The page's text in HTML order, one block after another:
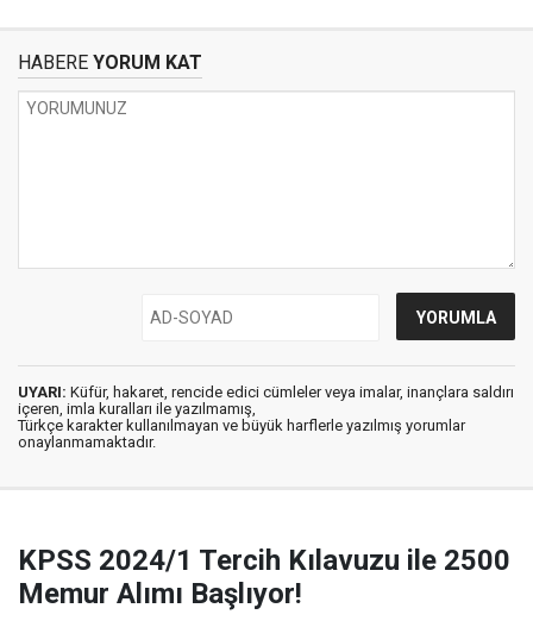
HABERE YORUM KAT
UYARI: Küfür, hakaret, rencide edici cümleler veya imalar, inançlara saldırı
içeren, imla kuralları ile yazılmamış,
Türkçe karakter kullanılmayan ve büyük harflerle yazılmış yorumlar
onaylanmamaktadır.
KPSS 2024/1 Tercih Kılavuzu ile 2500
Memur Alımı Başlıyor!